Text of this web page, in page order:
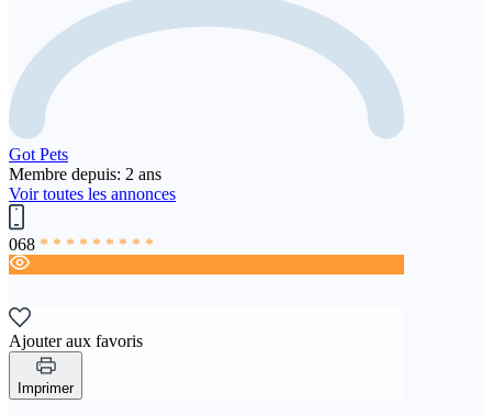
Got Pets
Membre depuis: 2 ans
Voir toutes les annonces
068 * * * * * * * * *
Ajouter aux favoris
Imprimer